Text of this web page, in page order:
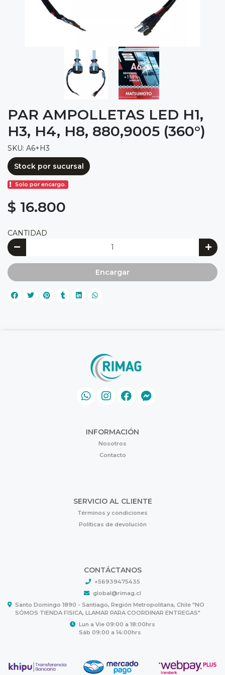
PAR AMPOLLETAS LED H1,
H3, H4, H8, 880,9005 (360°)
SKU: A6+H3
Stock por sucursal
Solo por encargo.
$ 16.800
CANTIDAD
Encargar
INFORMACIÓN
Nosotros
Contacto
SERVICIO AL CLIENTE
Términos y condiciones
Políticas de devolución
CONTÁCTANOS
+56939475435
global@rimag.cl
Santo Domingo 1890 - Santiago, Región Metropolitana, Chile "NO
SÓMOS TIENDA FISICA, LLAMAR PARA COORDINAR ENTREGAS"
Lun a Vie 09:00 a 18:00hrs
Sáb 09:00 a 14:00hrs